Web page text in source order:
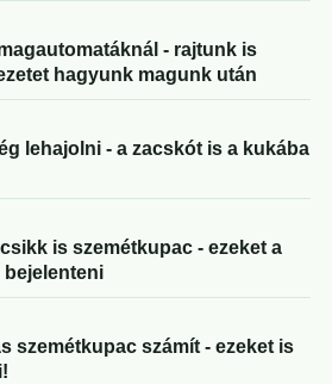
- rajtunk is
hagyunk magunk után
lehajolni - a zacskót is a kukába
is szemétkupac - ezeket a
bejelenteni
szemétkupac számít - ezeket is